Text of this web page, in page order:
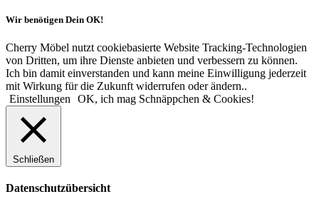
Wir benötigen Dein OK!
Cherry Möbel nutzt cookiebasierte Website Tracking-Technologien
von Dritten, um ihre Dienste anbieten und verbessern zu können.
Ich bin damit einverstanden und kann meine Einwilligung jederzeit
mit Wirkung für die Zukunft widerrufen oder ändern..
Einstellungen
OK, ich mag Schnäppchen & Cookies!
Schließen
Datenschutzübersicht